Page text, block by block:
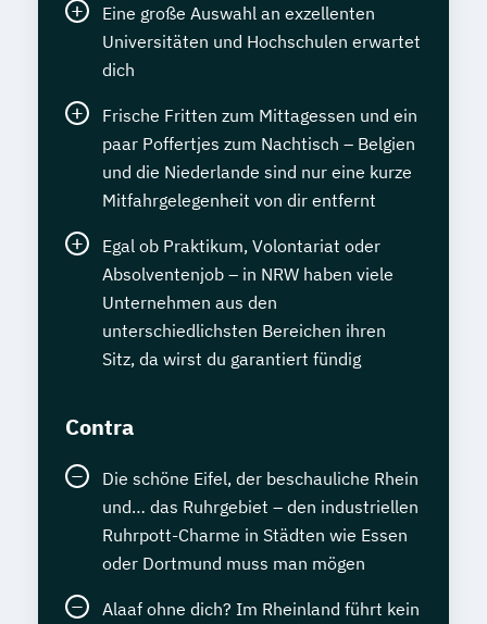
Eine große Auswahl an exzellenten
Universitäten und Hochschulen erwartet
dich
Frische Fritten zum Mittagessen und ein
paar Poffertjes zum Nachtisch – Belgien
und die Niederlande sind nur eine kurze
Mitfahrgelegenheit von dir entfernt
Egal ob Praktikum, Volontariat oder
Absolventenjob – in NRW haben viele
Unternehmen aus den
unterschiedlichsten Bereichen ihren
Sitz, da wirst du garantiert fündig
Contra
Die schöne Eifel, der beschauliche Rhein
und… das Ruhrgebiet – den industriellen
Ruhrpott-Charme in Städten wie Essen
oder Dortmund muss man mögen
Alaaf ohne dich? Im Rheinland führt kein